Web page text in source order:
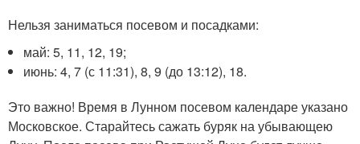
Нельзя заниматься посевом и посадками:
май: 5, 11, 12, 19;
июнь: 4, 7 (с 11:31), 8, 9 (до 13:12), 18.
Это важно! Время в Лунном посевом календаре указано
Московское. Старайтесь сажать буряк на убывающею